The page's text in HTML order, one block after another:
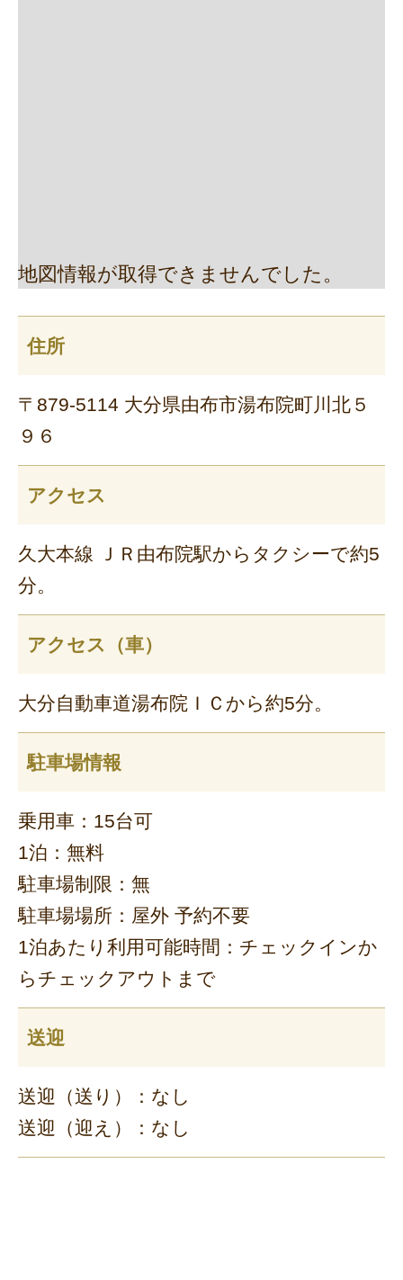
地図情報が取得できませんでした。
住所
〒879-5114 大分県由布市湯布院町川北５
９６
アクセス
久大本線 ＪＲ由布院駅からタクシーで約5
分。
アクセス（車）
大分自動車道湯布院ＩＣから約5分。
駐車場情報
乗用車：15台可
1泊：無料
駐車場制限：無
駐車場場所：屋外 予約不要
1泊あたり利用可能時間：チェックインか
らチェックアウトまで
送迎
送迎（送り）：なし
送迎（迎え）：なし